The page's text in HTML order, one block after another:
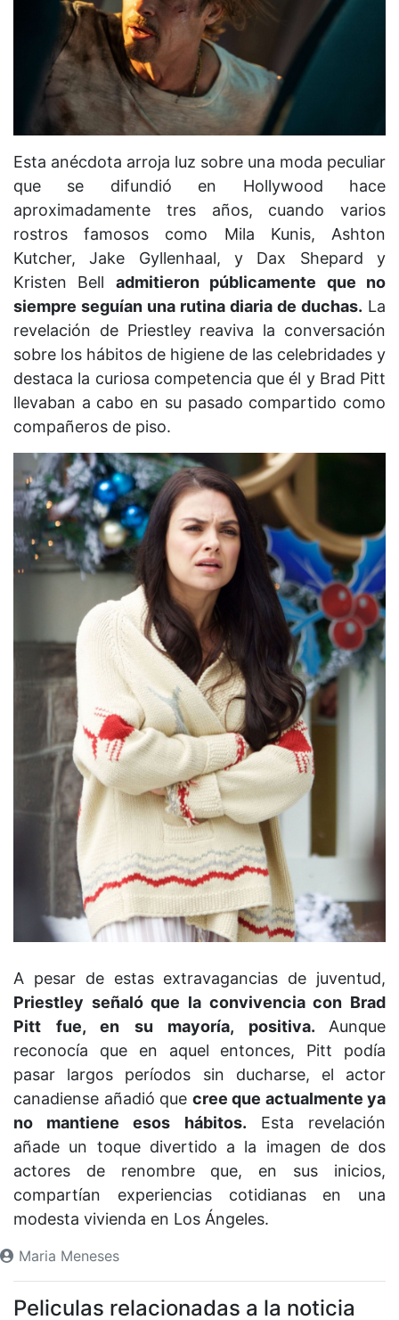
Esta anécdota arroja luz sobre una moda peculiar
que se difundió en Hollywood hace
aproximadamente tres años, cuando varios
rostros famosos como Mila Kunis, Ashton
Kutcher, Jake Gyllenhaal, y Dax Shepard y
Kristen Bell admitieron públicamente que no
siempre seguían una rutina diaria de duchas. La
revelación de Priestley reaviva la conversación
sobre los hábitos de higiene de las celebridades y
destaca la curiosa competencia que él y Brad Pitt
llevaban a cabo en su pasado compartido como
compañeros de piso.
A pesar de estas extravagancias de juventud,
Priestley señaló que la convivencia con Brad
Pitt fue, en su mayoría, positiva. Aunque
reconocía que en aquel entonces, Pitt podía
pasar largos períodos sin ducharse, el actor
canadiense añadió que cree que actualmente ya
no mantiene esos hábitos. Esta revelación
añade un toque divertido a la imagen de dos
actores de renombre que, en sus inicios,
compartían experiencias cotidianas en una
modesta vivienda en Los Ángeles.
Maria Meneses
Peliculas relacionadas a la noticia